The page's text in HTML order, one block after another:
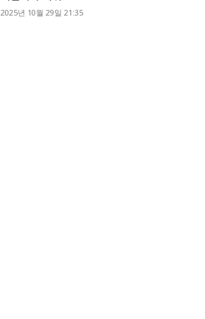
2025년 10월 29일 21:35